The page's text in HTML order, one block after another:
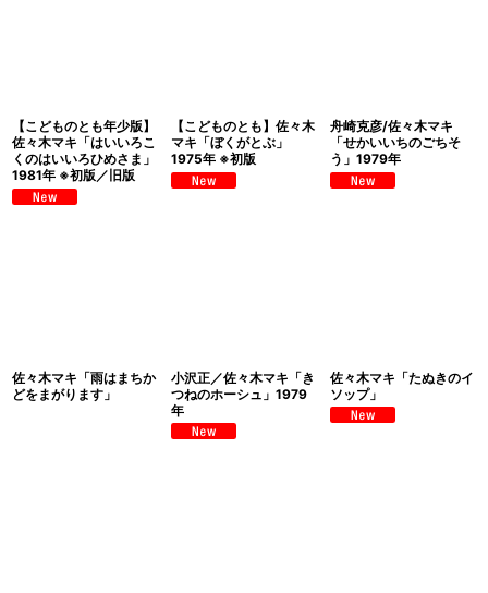
【こどものとも年少版】
佐々木マキ「はいいろこ
くのはいいろひめさま」
1981年 ※初版／旧版
【こどものとも】佐々木
マキ「ぼくがとぶ」
1975年 ※初版
舟崎克彦/佐々木マキ
「せかいいちのごちそ
う」1979年
佐々木マキ「雨はまちか
どをまがります」
小沢正／佐々木マキ「き
つねのホーシュ」1979
年
佐々木マキ「たぬきのイ
ソップ」